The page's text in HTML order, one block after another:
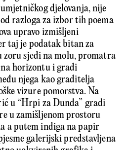
djelovanja, nije
razloga za izbor tih poema
upravo izmišljeni
taj je podatak bitan za
zoru sjedi na molu, promatra
horizontu i gradi
njega kao graditelja
vizure pomorstva. Na
u “Hrpi za Dunda” gradi
u zamišljenom prostoru
a putem indiga na papir
galerijski predstavljena